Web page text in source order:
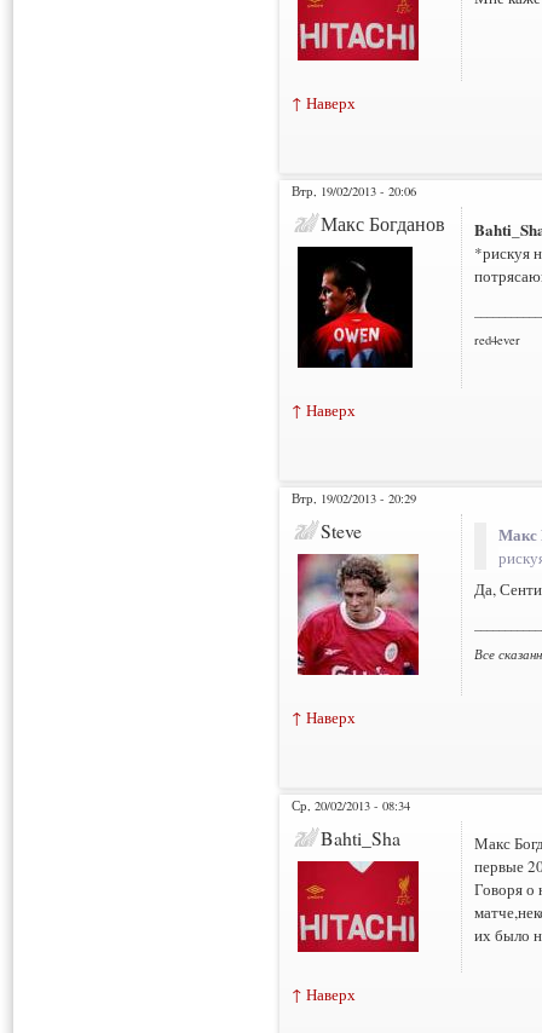
↑ Наверх
Втр, 19/02/2013 - 20:06
Макс Богданов
*рискуя
red4ever
↑ Наверх
Втр, 19/02/2013 - 20:29
Steve Макс
Да,
Все
↑ Наверх
Ср, 20/02/2013 - 08:34
Bahti_Sha
Макс
первые
Говоря о
их было
↑ Наверх